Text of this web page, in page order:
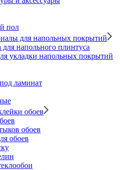
пол
для напольных покрытий
напольного плинтуса
укладки напольных покрытий
ламинат
обоев
обоев
обоев